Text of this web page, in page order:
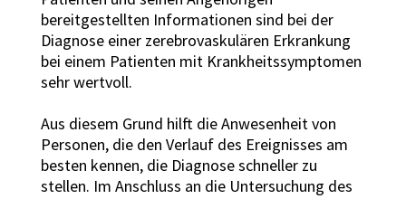
bereitgestellten Informationen sind bei der
Diagnose einer zerebrovaskulären Erkrankung
bei einem Patienten mit Krankheitssymptomen
sehr wertvoll.
Aus diesem Grund hilft die Anwesenheit von
Personen, die den Verlauf des Ereignisses am
besten kennen, die Diagnose schneller zu
stellen. Im Anschluss an die Untersuchung des